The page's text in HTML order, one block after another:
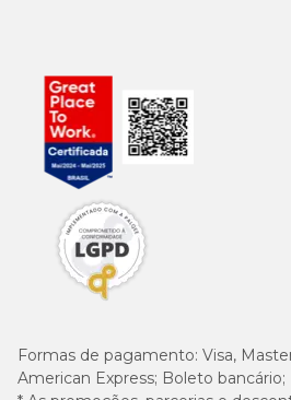
Formas de pagamento: Visa,
American Express; Boleto bancário;